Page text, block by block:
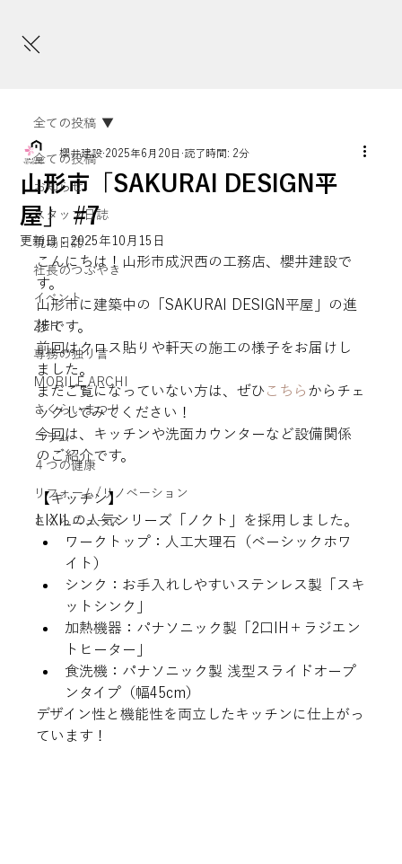
全ての投稿
お知らせ
スタッフ日誌
現場日誌
社長のつぶやき
イベント
ZEH
専務の独り言
MOBILE ARCHI
さくらいまつり
コラム
４つの健康
リフォーム/リノベーション
さくらニュース
全ての投稿
山形市「SAKURAI DESIGN平
屋」 #7
櫻井建設 2025年6月20日 読了時間: 2分
更新日： 2025年10月15日
こんにちは！山形市成沢西の工務店、櫻井建設で
す。
山形市に建築中の「SAKURAI DESIGN平屋」の進
捗です。
前回はクロス貼りや軒天の施工の様子をお届けし
ました。
まだご覧になっていない方は、ぜひこちら からチェ
ックしてみてください！
今回は、キッチンや洗面カウンターなど設備関係
のご紹介です。
【キッチン】
LIXILの人気シリーズ「ノクト」を採用しました。
ワークトップ：人工大理石（ベーシックホワ
イト）
シンク：お手入れしやすいステンレス製「スキ
ットシンク」
加熱機器：パナソニック製「2口IH＋ラジエン
トヒーター」
食洗機：パナソニック製 浅型スライドオープ
ンタイプ（幅45cm）
デザイン性と機能性を両立したキッチンに仕上がっ
ています！